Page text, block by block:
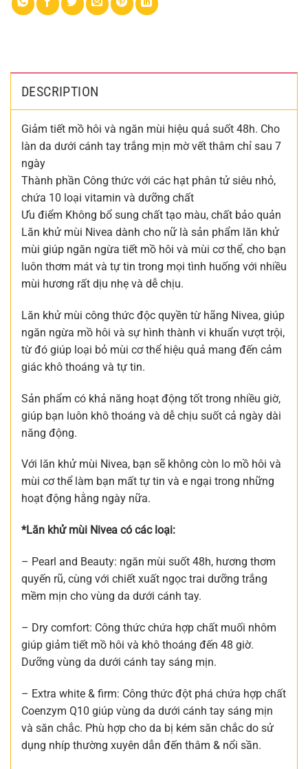
DESCRIPTION
Giảm tiết mồ hôi và ngăn mùi hiệu quả suốt 48h. Cho
làn da dưới cánh tay trắng mịn mờ vết thâm chỉ sau 7
ngày
Thành phần Công thức với các hạt phân tử siêu nhỏ,
chứa 10 loại vitamin và dưỡng chất
Ưu điểm Không bổ sung chất tạo màu, chất bảo quản
Lăn khử mùi Nivea dành cho nữ là sản phẩm lăn khử
mùi giúp ngăn ngừa tiết mồ hôi và mùi cơ thể, cho bạn
luôn thơm mát và tự tin trong mọi tình huống với nhiều
mùi hương rất dịu nhẹ và dễ chịu.
Lăn khử mùi công thức độc quyền từ hãng Nivea, giúp
ngăn ngừa mồ hôi và sự hình thành vi khuẩn vượt trội,
từ đó giúp loại bỏ mùi cơ thể hiệu quả mang đến cảm
giác khô thoáng và tự tin.
Sản phẩm có khả năng hoạt động tốt trong nhiều giờ,
giúp bạn luôn khô thoáng và dễ chịu suốt cả ngày dài
năng động.
Với lăn khử mùi Nivea, bạn sẽ không còn lo mồ hôi và
mùi cơ thể làm bạn mất tự tin và e ngại trong những
hoạt động hằng ngày nữa.
*Lăn khử mùi Nivea có các loại:
– Pearl and Beauty: ngăn mùi suốt 48h, hương thơm
quyến rũ, cùng với chiết xuất ngọc trai dưỡng trắng
mềm mịn cho vùng da dưới cánh tay.
– Dry comfort: Công thức chứa hợp chất muối nhôm
giúp giảm tiết mồ hôi và khô thoáng đến 48 giờ.
Dưỡng vùng da dưới cánh tay sáng mịn.
– Extra white & firm: Công thức đột phá chứa hợp chất
Coenzym Q10 giúp vùng da dưới cánh tay sáng mịn
và săn chắc. Phù hợp cho da bị kém săn chắc do sử
dụng nhíp thường xuyên dẫn đến thâm & nổi sần.